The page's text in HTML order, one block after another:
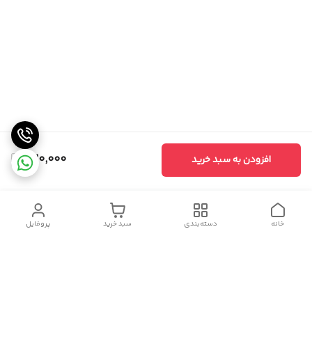
320,000 افزودن به سبد خرید
پروفایل سبد خرید دسته‌بندی خانه